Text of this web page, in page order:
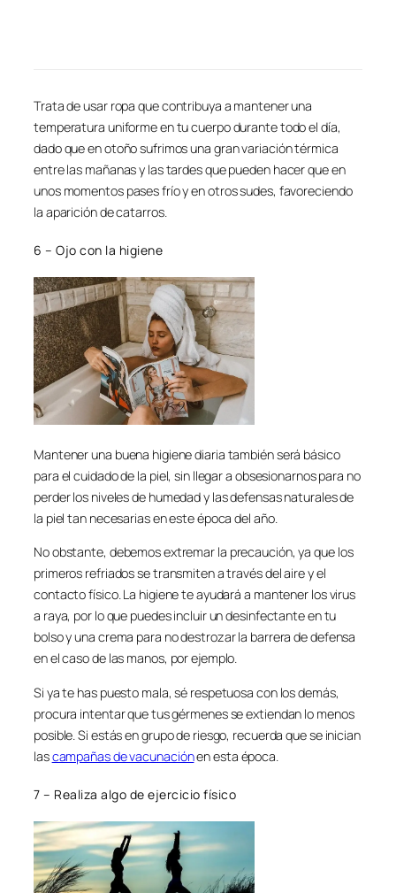
Trata de usar ropa que contribuya a mantener una
temperatura uniforme en tu cuerpo durante todo el día,
dado que en otoño sufrimos una gran variación térmica
entre las mañanas y las tardes que pueden hacer que en
unos momentos pases frío y en otros sudes, favoreciendo
la aparición de catarros.
6 – Ojo con la higiene
Mantener una buena higiene diaria también será básico
para el cuidado de la piel, sin llegar a obsesionarnos para no
perder los niveles de humedad y las defensas naturales de
la piel tan necesarias en este época del año.
No obstante, debemos extremar la precaución, ya que los
primeros refriados se transmiten a través del aire y el
contacto físico. La higiene te ayudará a mantener los virus
a raya, por lo que puedes incluir un desinfectante en tu
bolso y una crema para no destrozar la barrera de defensa
en el caso de las manos, por ejemplo.
Si ya te has puesto mala, sé respetuosa con los demás,
procura intentar que tus gérmenes se extiendan lo menos
posible. Si estás en grupo de riesgo, recuerda que se inician
lascampañas de vacunaciónen esta época.
7 – Realiza algo de ejercicio físico